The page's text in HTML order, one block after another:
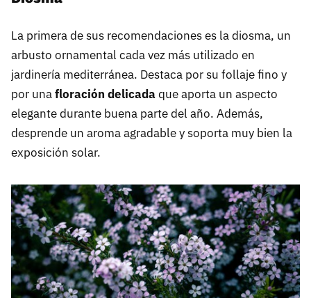
La primera de sus recomendaciones es la diosma, un
arbusto ornamental cada vez más utilizado en
jardinería mediterránea. Destaca por su follaje fino y
por unafloración delicadaque aporta un aspecto
elegante durante buena parte del año. Además,
desprende un aroma agradable y soporta muy bien la
exposición solar.